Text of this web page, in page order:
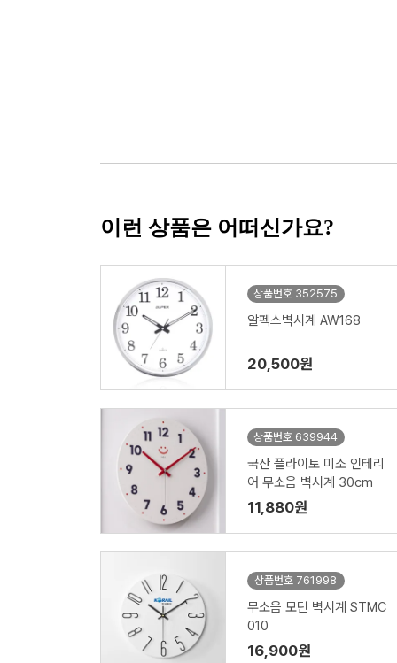
이런 상품은 어떠신가요?
상품번호 352575
알펙스벽시계 AW168
20,500원
상품번호 639944
국산 플라이토 미소 인테리
어 무소음 벽시계 30cm
11,880원
상품번호 761998
무소음 모던 벽시계 STMC
010
16,900원